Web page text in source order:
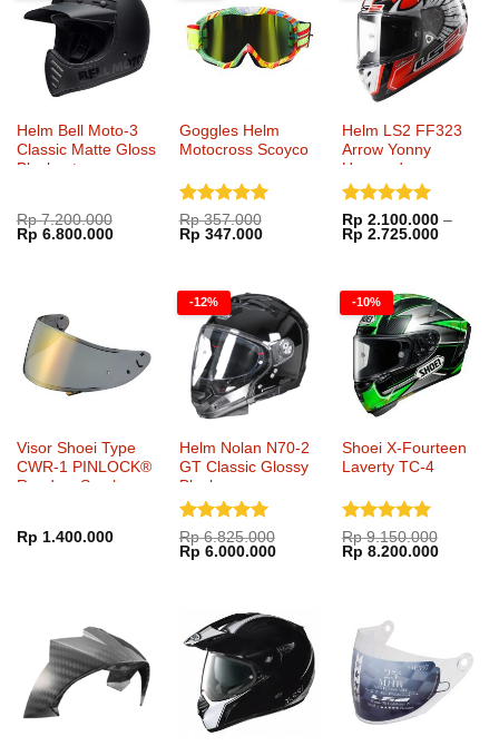
Helm Bell Moto-3
Classic Matte Gloss
Blackout
Rp7.200.000
Harga
aslinya
Rp 6.800.000Harga
Rp 6.800.000.
Goggles Helm
Motocross Scoyco
Dinilai5
dari 5
Rp357.000
Harga
aslinya
Rp 347.000Harga
Rp 347.000.
Helm LS2 FF323
Arrow Yonny
Hernandez
Dinilai5
dari 5
Rp 2.100.000 –
Rp 2.725.000Rentang
Visor Shoei Type
CWR-1 PINLOCK®
Ready – Smoke
Rp 1.400.000
-12%
Helm Nolan N70-2
GT Classic Glossy
Black
Dinilai5
dari 5
Rp6.825.000
Harga
aslinya
Rp 6.000.000Harga
-10%
Shoei X-Fourteen
Laverty TC-4
Dinilai5
dari 5
Rp9.150.000
Harga
aslinya
Rp 8.200.000Harga